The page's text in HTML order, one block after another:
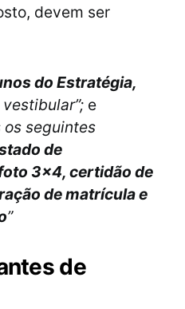
devem ser
do Estratégia,
e
os seguintes
de
3×4, certidão de
de matrícula e
”
de